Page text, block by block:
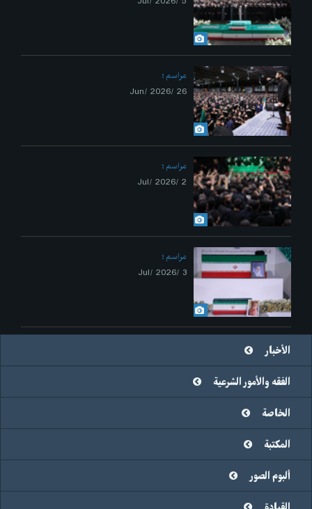
مراسم
26 /Jun/ 2026
مراسم
2 /Jul/ 2026
مراسم
3 /Jul/ 2026
الأخبار
الفقه والأمور الشرعية
الخاصة
المكتبة
ألبوم الصور